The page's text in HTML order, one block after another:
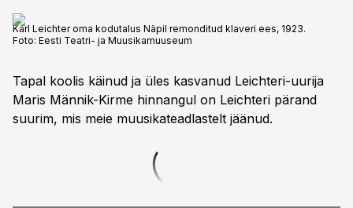
Karl Leichter oma kodutalus Näpil remonditud klaveri ees, 1923.
Foto: Eesti Teatri- ja Muusikamuuseum
Tapal koolis käinud ja üles kasvanud Leichteri-uurija
Maris Männik-Kirme hinnangul on Leichteri pärand
suurim, mis meie muusikateadlastelt jäänud.